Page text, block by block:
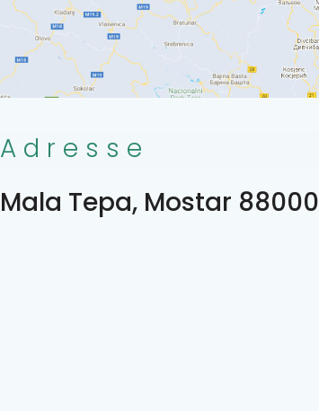
Adresse
Mala Tepa, Mostar 88000